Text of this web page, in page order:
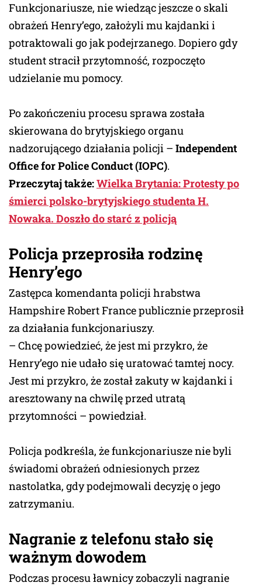
Funkcjonariusze, nie wiedząc jeszcze o skali
obrażeń Henry’ego, założyli mu kajdanki i
potraktowali go jak podejrzanego. Dopiero gdy
student stracił przytomność, rozpoczęto
udzielanie mu pomocy.
Po zakończeniu procesu sprawa została
skierowana do brytyjskiego organu
nadzorującego działania policji – Independent
Office for Police Conduct (IOPC).
Przeczytaj także:Wielka Brytania: Protesty po
śmierci polsko-brytyjskiego studenta H.
Nowaka. Doszło do starć z policją
Policja przeprosiła rodzinę
Henry’ego
Zastępca komendanta policji hrabstwa
Hampshire Robert France publicznie przeprosił
za działania funkcjonariuszy.
– Chcę powiedzieć, że jest mi przykro, że
Henry’ego nie udało się uratować tamtej nocy.
Jest mi przykro, że został zakuty w kajdanki i
aresztowany na chwilę przed utratą
przytomności – powiedział.
Policja podkreśla, że funkcjonariusze nie byli
świadomi obrażeń odniesionych przez
nastolatka, gdy podejmowali decyzję o jego
zatrzymaniu.
Nagranie z telefonu stało się
ważnym dowodem
Podczas procesu ławnicy zobaczyli nagranie